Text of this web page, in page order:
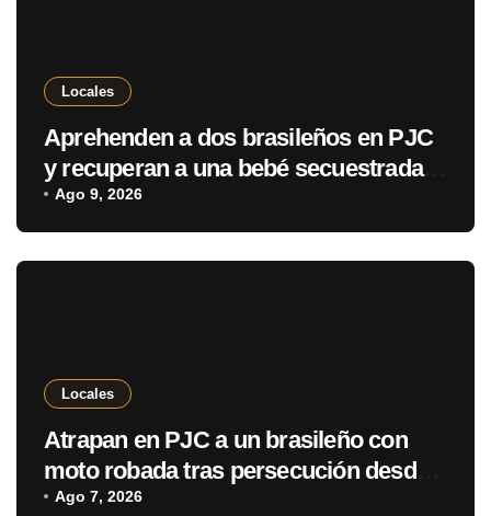
Locales
Aprehenden a dos brasileños en PJC
y recuperan a una bebé secuestrada
en Brasil
Ago 9, 2026
Locales
Atrapan en PJC a un brasileño con
moto robada tras persecución desde
Ponta Porã
Ago 7, 2026